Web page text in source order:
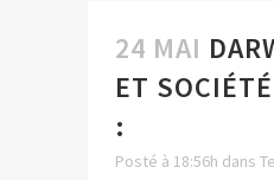
24 MAI
ET
:
Posté à 18:56h dans